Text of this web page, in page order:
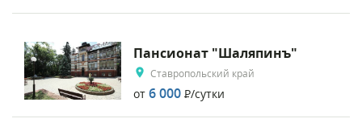
Пансионат "Шаляпинъ"
Ставропольский край
от 6 000 Р/сутки